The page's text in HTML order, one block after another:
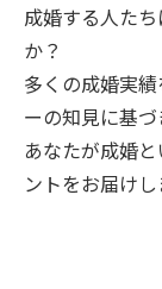
成婚する人た
か？
多くの成婚実
ーの知見に基づ
あなたが成婚
ントをお届けし